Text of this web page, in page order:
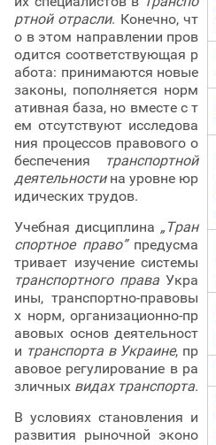
ртной отрасли. Конечно, чт
о в этом направлении пров
одится соответствующая р
абота: принимаются новые
законы, пополняется норм
ативная база, но вместе с т
ем отсутствуют исследова
ния процессов правового о
беспечения
транспортной
деятельностина уровне юр
идических трудов.
Учебная дисциплина „Тран
спортное право”предусма
тривает изучение системы
транспортного права Укра
ины, транспортно-правовы
х норм, организационно-пр
авовых основ деятельност
и транспорта в Украине, пр
авовое регулирование в ра
зличных видах транспорта.
В условиях становления и
развития рыночной эконо